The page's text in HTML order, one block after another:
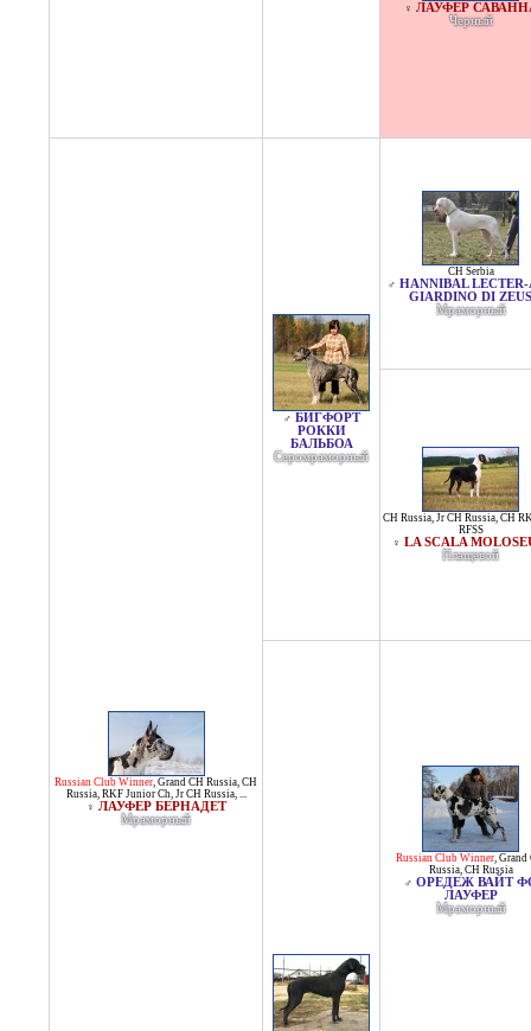
♀ ЛАУФЕР
Черный
Russian Club Winner, Grand CH Russia, CH
Russia, RKF Junior Ch, Jr CH Russia, ...
♀ ЛАУФЕР БЕРНАДЕТ
Мраморный
♂ БИГФОРТ
РОККИ
БАЛЬБОА
Серомраморный
CH Serbia
♂ HANNIBAL
GIARDINO DI ZEUS
Мраморный
CH Russia, Jr CH Russia, CH
RFSS
♀ LA SCALA
Плащевой
Russian Club Winner, Grand
Russia, CH Russia
♂ ОРЕДЕЖ ВАЙТ
ЛАУФЕР
Мраморный